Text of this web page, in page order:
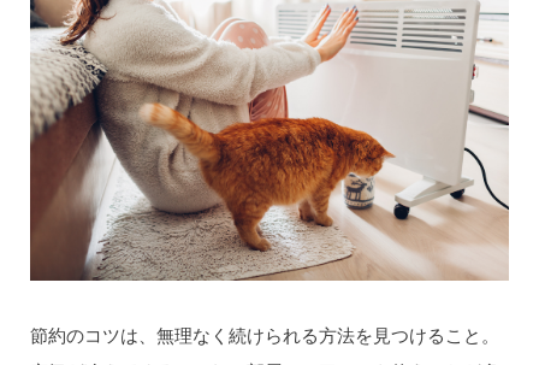
節約のコツは、無理なく続けられる方法を見つけること。